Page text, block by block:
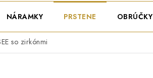
NÁRAMKY PRSTENE OBRÚČKY
so zirkónmi